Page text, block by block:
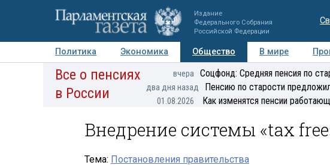
Издание
Федерального Собрания
Российской Федерации
Политика Экономика Общество В мире
Авторы Персоны Мнения Регионы
Все о пенсиях
в России
вчера Соцфонд: Средняя пенсия по
два дня назад Пенсию по старости
01.08.2026 Как изменятся пенсии
Внедрение системы «tax
Тема: Постановления правительства